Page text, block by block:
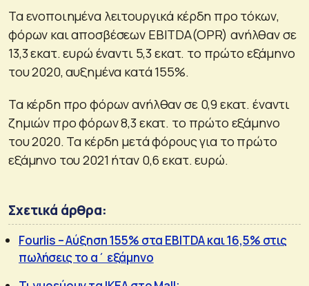
Τα ενοποιημένα λειτουργικά κέρδη προ τόκων,
φόρων και αποσβέσεων EBITDA(OPR) ανήλθαν σε
13,3 εκατ. ευρώ έναντι 5,3 εκατ. το πρώτο εξάμηνο
του 2020, αυξημένα κατά 155%.
Τα κέρδη προ φόρων ανήλθαν σε 0,9 εκατ. έναντι
ζημιών προ φόρων 8,3 εκατ. το πρώτο εξάμηνο
του 2020. Τα κέρδη μετά φόρους για το πρώτο
εξάμηνο του 2021 ήταν 0,6 εκατ. ευρώ.
Σχετικά άρθρα:
Fourlis – Αύξηση 155% στα EBITDA και 16,5% στις
πωλήσεις το α΄ εξάμηνο